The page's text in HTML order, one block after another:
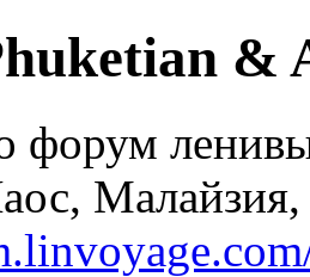
&
форум